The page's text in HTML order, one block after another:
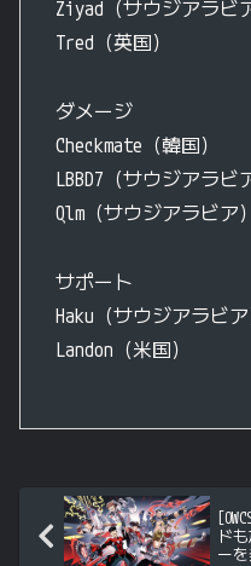
Ziyad（サウジアラビ
Tred（英国）
ダメージ
Checkmate（韓国）
LBBD7（サウジアラビ
Qlm（サウジアラビア）
サポート
Haku（サウジアラビア
Landon（米国）
ド
ー